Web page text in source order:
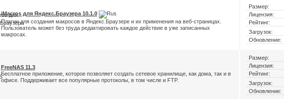
iMacros для Яндекс.Браузера 10.1.0
Плагин для создания макросов в Яндекс.Браузере и их применения на веб-страницах.
Пользователь может без труда редактировать каждое действие в уже записанных
макросах.
Размер:
Лицензия:
Рейтинг:
Загрузок:
Обновление:
FreeNAS 11.3
Бесплатное приложение, которое позволяет создать сетевое хранилище, как дома, так и в
офисе. Поддерживает все популярные протоколы, в том числе и FTP.
Размер:
Лицензия:
Рейтинг:
Загрузок:
Обновление: